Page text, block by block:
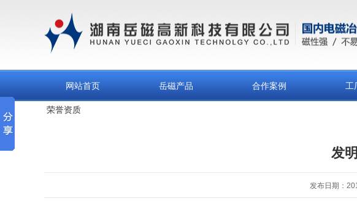
网站首页 岳磁产品 合作案例 工
荣誉资质
发
发布日期：